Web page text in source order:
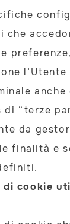
“terze
da
finalità e
di cookie